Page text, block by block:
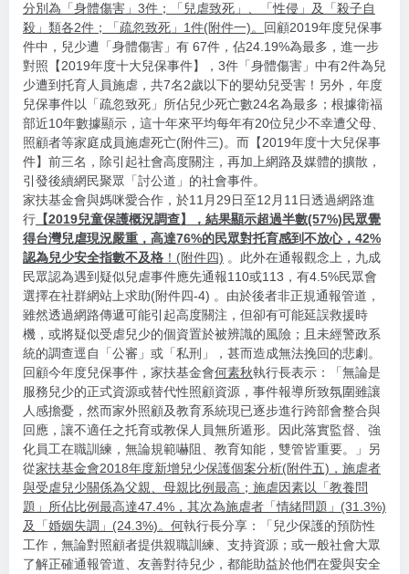
分別為「身體傷害」3件；「兒虐致死」、「性侵」及「殺子自
殺」類各2件；「疏忽致死」1件(附件一)。 回顧2019年度兒保事
件中，兒少遭「身體傷害」有 67件，佔24.19%為最多，進一步
對照【2019年度十大兒保事件】，3件「身體傷害」中有2件為兒
少遭到托育人員施虐，共7名2歲以下的嬰幼兒受害！另外，年度
兒保事件以「疏忽致死」所佔兒少死亡數24名為最多；根據衛福
部近10年數據顯示，這十年來平均每年有20位兒少不幸遭父母、
照顧者等家庭成員施虐死亡(附件三)。而【2019年度十大兒保事
件】前三名，除引起社會高度關注，再加上網路及媒體的擴散，
引發後續網民聚眾「討公道」的社會事件。
家扶基金會與媽咪愛合作，於11月29日至12月11日透過網路進
行 【2019兒童保護概況調查】，結果顯示超過半數(57%)民眾覺
得台灣兒虐現況嚴重，高達76%的民眾對托育感到不放心，42%
認為兒少安全指數不及格 ！(附件四) 。此外在通報觀念上，九成
民眾認為遇到疑似兒虐事件應先通報110或113，有4.5%民眾會
選擇在社群網站上求助(附件四-4) 。由於後者非正規通報管道，
雖然透過網路傳遞可能引起高度關注，但卻有可能延誤救援時
機，或將疑似受虐兒少的個資置於被辨識的風險；且未經警政系
統的調查逕自「公審」或「私刑」，甚而造成無法挽回的悲劇。
回顧今年度兒保事件，家扶基金會何素秋執行長表示：「無論是
服務兒少的正式資源或替代性照顧資源，事件報導所致氛圍雖讓
人感擔憂，然而家外照顧及教育系統現已逐步進行跨部會整合與
回應，讓不適任之托育或教保人員無所遁形。因此落實監督、強
化員工在職訓練，無論規範嚇阻、教育知能，雙管皆重要。」另
從家扶基金會2018年度新增兒少保護個案分析(附件五)，施虐者
與受虐兒少關係為父親、母親比例最高；施虐因素以「教養問
題」所佔比例最高達47.4%，其次為施虐者「情緒問題」(31.3%)
及「婚姻失調」(24.3%)。何執行長分享：「兒少保護的預防性
工作，無論對照顧者提供親職訓練、支持資源；或一般社會大眾
了解正確通報管道、友善對待兒少，都能助益於他們在愛與安全